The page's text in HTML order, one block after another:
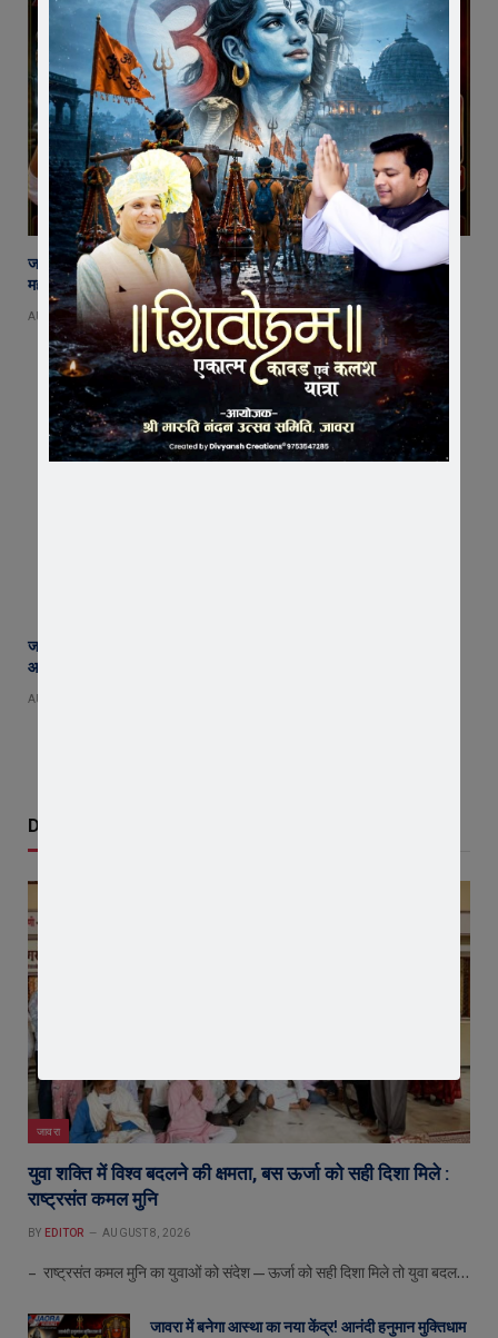
जावरा में बनेगा आस्था का नया केंद्र! आनंदी हनुमान मुक्तिधाम में स्थापित होगी भव्य
महादेव प्रतिमा
AUGUST 8, 2026
जावरा सिविल हॉस्पिटल में कमाल! 70 वर्षीय महिला के कूल्हे का सफल ऑपरेशन,
आयुष्मान से इलाज हुआ नि:शुल्क
AUGUST 8, 2026
Don't Miss
जावरा
युवा शक्ति में विश्व बदलने की क्षमता, बस ऊर्जा को सही दिशा मिले :
राष्ट्रसंत कमल मुनि
BY EDITOR AUGUST 8, 2026
– राष्ट्रसंत कमल मुनि का युवाओं को संदेश—ऊर्जा को सही दिशा मिले तो युवा बदल…
जावरा में बनेगा आस्था का नया केंद्र! आनंदी हनुमान मुक्तिधाम